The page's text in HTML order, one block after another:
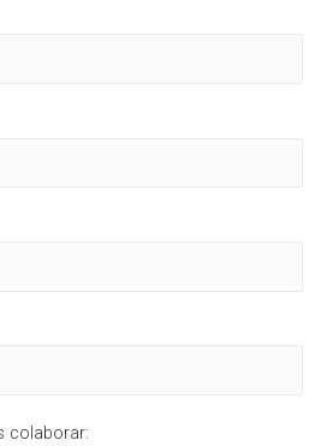
colaborar: